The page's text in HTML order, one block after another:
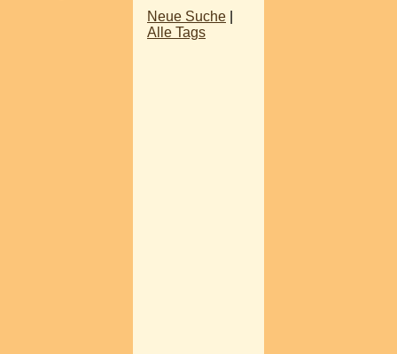
Neue Suche
Alle Tags